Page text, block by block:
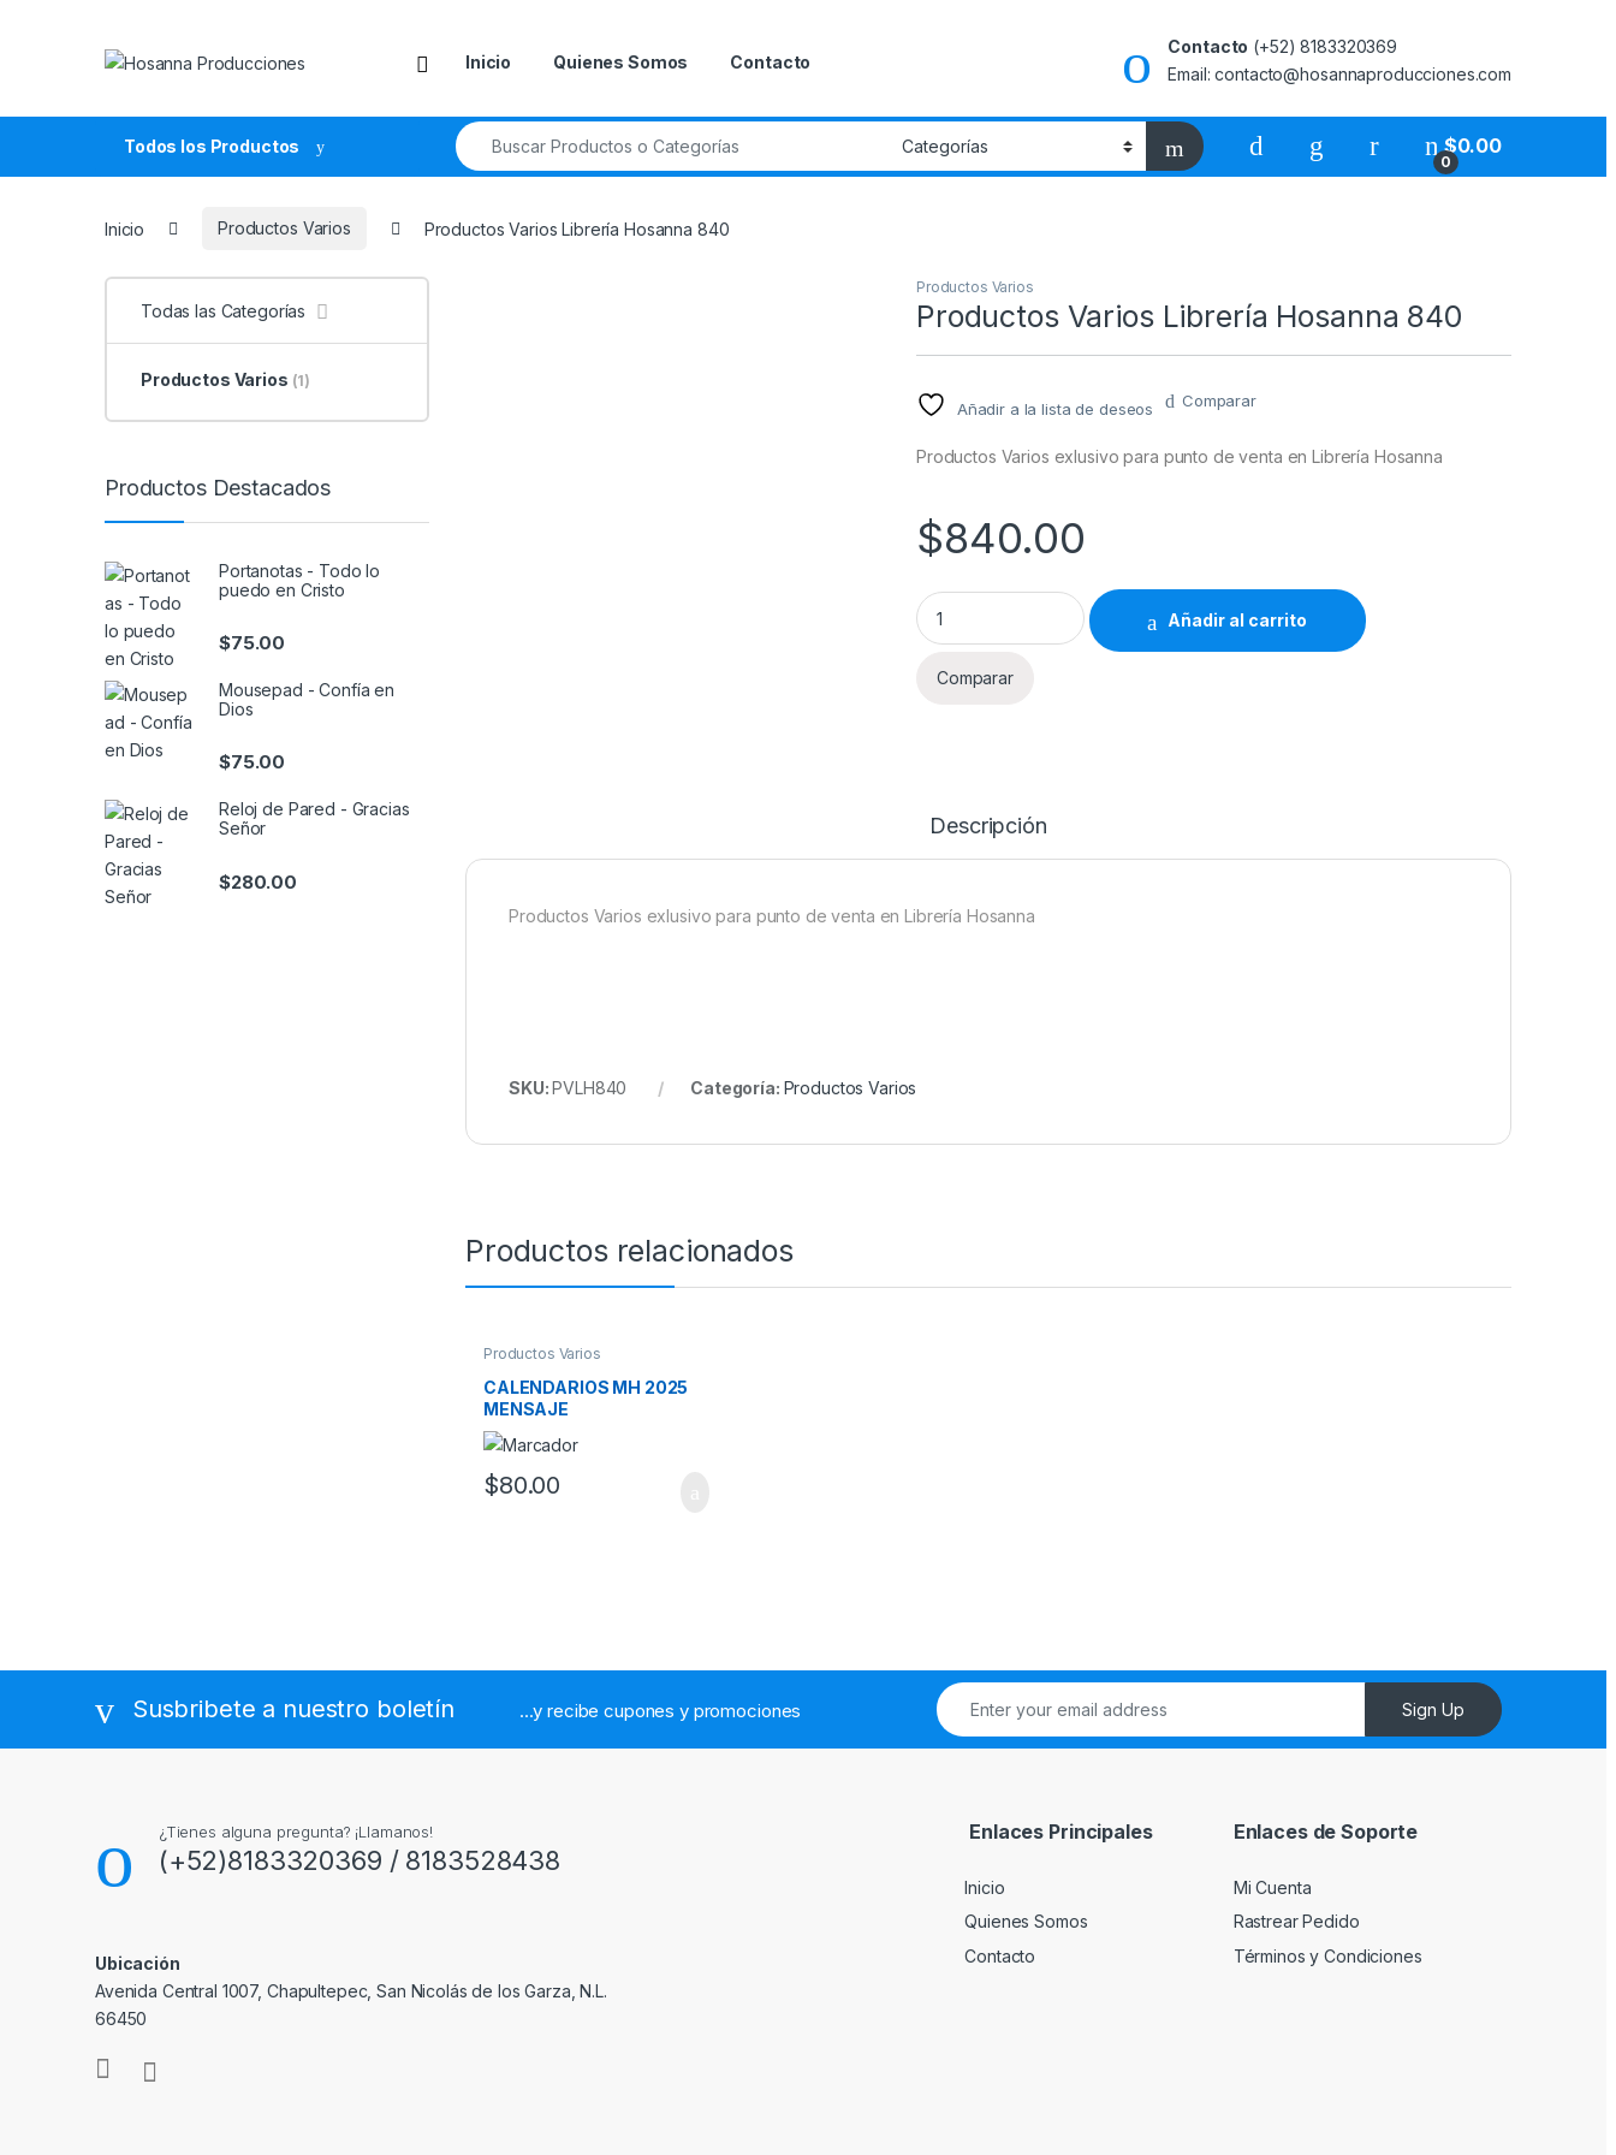
Inicio Quienes Somos Contacto
Contacto (+52) 8183320369
Email: contacto@hosannaproducciones.com
Todos los Productos
Search for:
0
$0.00
Inicio Productos Varios Productos Varios Librería Hosanna 840
Productos Varios
Productos Varios Librería Hosanna 840
Añadir a la lista de deseos Comparar
Productos Varios exlusivo para punto de venta en Librería Hosanna
$840.00
Productos Varios Librería Hosanna 840 quantity
Añadir al carrito
Comparar
Descripción
Productos Varios exlusivo para punto de venta en Librería Hosanna
SKU:PVLH840 Categoría: Productos Varios
Productos relacionados
Productos Varios
CALENDARIOS MH 2025
MENSAJE
$80.00
Todas las Categorías
Productos Varios (1)
Productos Destacados
Portanotas - Todo lo
puedo en Cristo
$75.00
Mousepad - Confía en
Dios
$75.00
Reloj de Pared - Gracias
Señor
$280.00
Susbribete a nuestro boletín ...y recibe cupones y promociones Sign Up
¿Tienes alguna pregunta? ¡Llamanos!
(+52)8183320369 / 8183528438
Ubicación
Avenida Central 1007, Chapultepec, San Nicolás de los Garza, N.L.
66450
Enlaces Principales
Inicio
Quienes Somos
Contacto
Enlaces de Soporte
Mi Cuenta
Rastrear Pedido
Términos y Condiciones